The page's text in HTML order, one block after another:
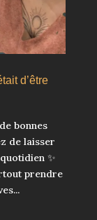
d’être
bonnes
de laisser
✨
prendre